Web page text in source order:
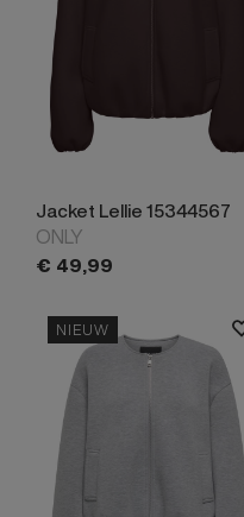
Jacket Lellie 15344567
ONLY
€ 49,99
NIEUW